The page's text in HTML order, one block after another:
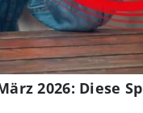
2026: Diese